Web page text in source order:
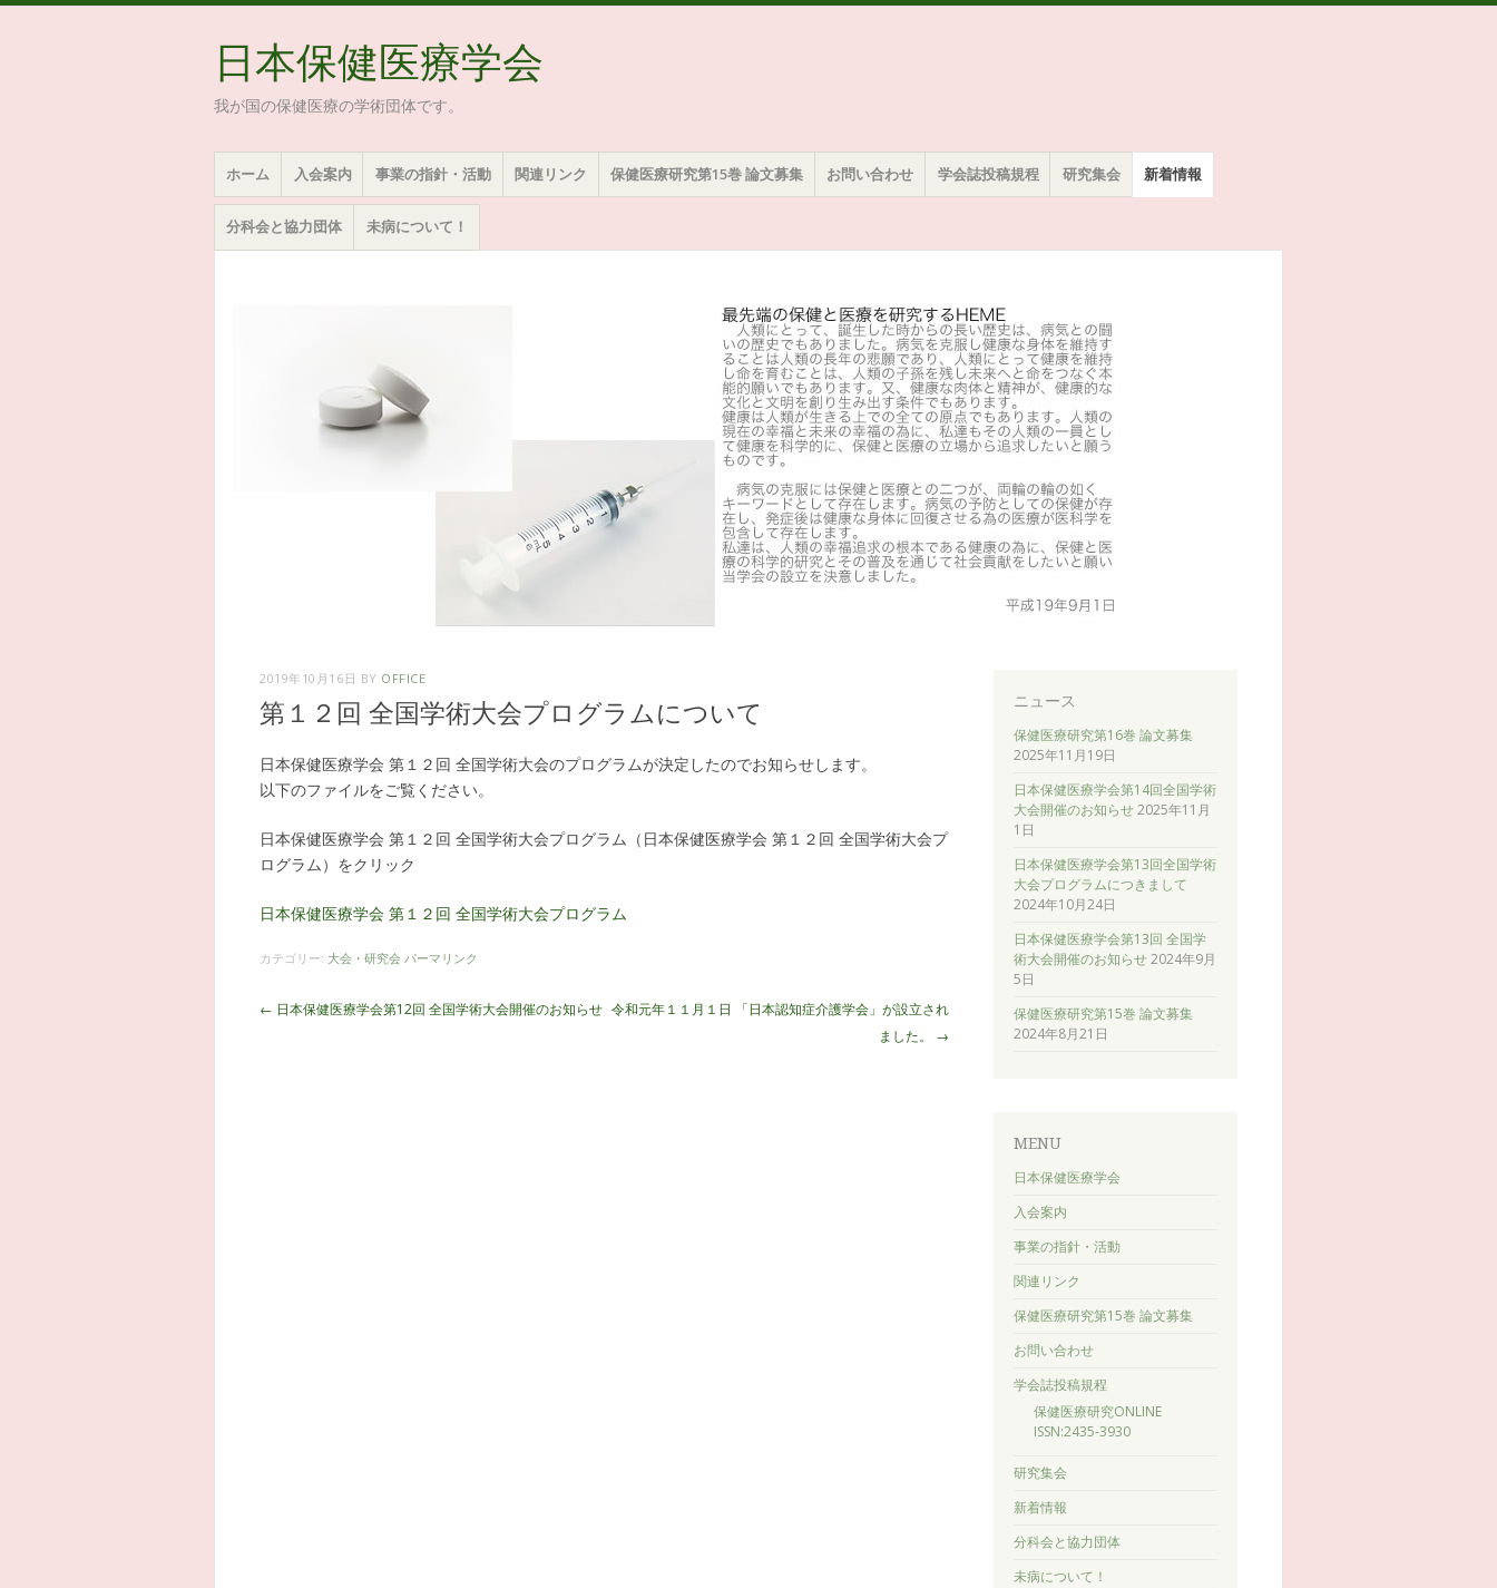
日本保健医療学会
我が国の保健医療の学術団体です。
メ
ニ
ュ
ー
コ
ン
テ
ン
ホーム 入会案内 事業の指針・活動 関連リンク 保健医療研究第15巻 論文募集 お問い合わせ 学会誌投稿規程 研究集会 新着情報
分科会と協力団体 未病について！
2019年10月16日 BY OFFICE
第１２回 全国学術大会プログラムについて
日本保健医療学会 第１２回 全国学術大会のプログラムが決定したのでお知らせします。
以下のファイルをご覧ください。
日本保健医療学会 第１２回 全国学術大会プログラム（日本保健医療学会 第１２回 全国学術大会プ
ログラム）をクリック
日本保健医療学会 第１２回 全国学術大会プログラム
カテゴリー: 大会・研究会 パーマリンク
投
← 日本保健医療学会第12回 全国学術大会開催のお知らせ 令和元年１１月１日 「日本認知症介護学会」が設立され
ました。 →
ニュース
保健医療研究第16巻 論文募集
2025年11月19日
日本保健医療学会第14回全国学術
大会開催のお知らせ 2025年11月
1日
日本保健医療学会第13回全国学術
大会プログラムにつきまして
2024年10月24日
日本保健医療学会第13回 全国学
術大会開催のお知らせ 2024年9月
5日
保健医療研究第15巻 論文募集
2024年8月21日
MENU
日本保健医療学会
入会案内
事業の指針・活動
関連リンク
保健医療研究第15巻 論文募集
お問い合わせ
学会誌投稿規程
保健医療研究ONLINE
ISSN:2435-3930
研究集会
新着情報
分科会と協力団体
未病について！